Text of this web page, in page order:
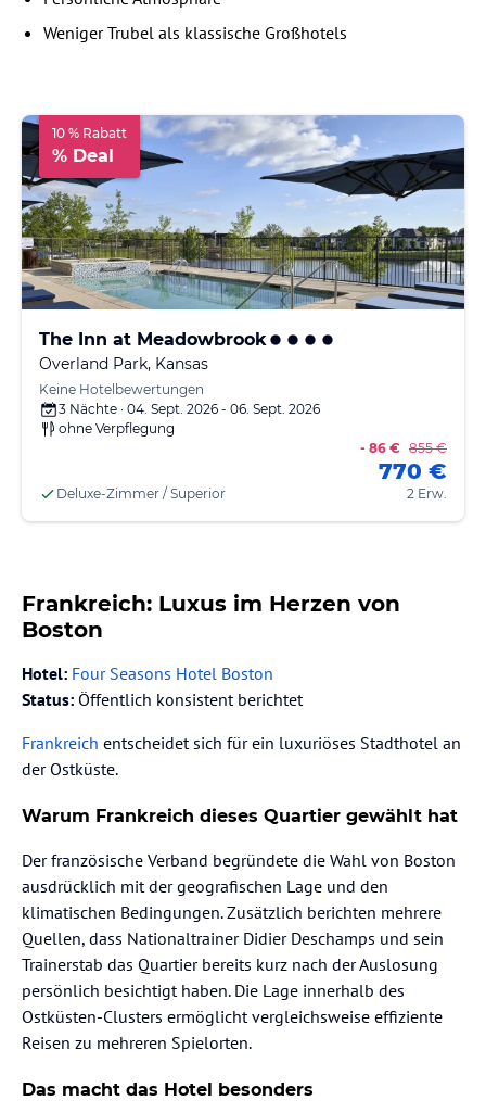
Weniger Trubel als klassische Großhotels
10 % Rabatt
% Deal
The Inn at Meadowbrook
Overland Park, Kansas
Keine Hotelbewertungen
3 Nächte · 04. Sept. 2026 - 06. Sept. 2026
ohne Verpflegung
Deluxe-Zimmer / Superior
- 86 € 855 €
770 €
2 Erw.
Frankreich: Luxus im Herzen von
Boston
Hotel: Four Seasons Hotel Boston
Status: Öffentlich konsistent berichtet
Frankreich entscheidet sich für ein luxuriöses Stadthotel an
der Ostküste.
Warum Frankreich dieses Quartier gewählt hat
Der französische Verband begründete die Wahl von Boston
ausdrücklich mit der geografischen Lage und den
klimatischen Bedingungen. Zusätzlich berichten mehrere
Quellen, dass Nationaltrainer Didier Deschamps und sein
Trainerstab das Quartier bereits kurz nach der Auslosung
persönlich besichtigt haben. Die Lage innerhalb des
Ostküsten-Clusters ermöglicht vergleichsweise effiziente
Reisen zu mehreren Spielorten.
Das macht das Hotel besonders